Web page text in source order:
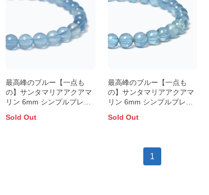
最高峰のブルー【一点も
の】サンタマリアアクアマ
リン 6mm シンプルブレス
Sold Out
最高峰のブルー【一点も
の】サンタマリアアクアマ
リン 6mm シンプルブレス
Sold Out
1